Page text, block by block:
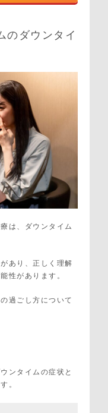
のダウンタイ
は、ダウンタイム
あり、正しく理解
性があります。
過ごし方について
ンタイムの症状と
。